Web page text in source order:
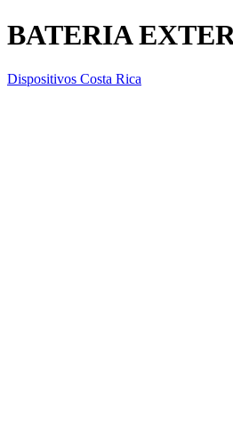
BATERIA
Dispositivos Costa Rica